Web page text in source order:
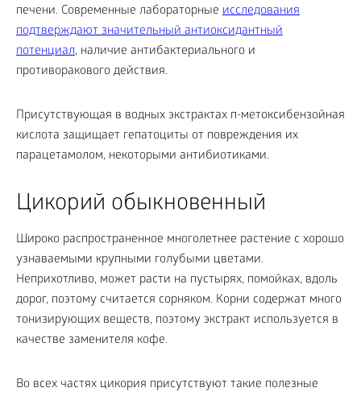
печени. Современные лабораторные исследования
подтверждают значительный антиоксидантный
потенциал, наличие антибактериального и
противоракового действия.
Присутствующая в водных экстрактах п-метоксибензойная
кислота защищает гепатоциты от повреждения их
парацетамолом, некоторыми антибиотиками.
Цикорий обыкновенный
Широко распространенное многолетнее растение с хорошо
узнаваемыми крупными голубыми цветами.
Неприхотливо, может расти на пустырях, помойках, вдоль
дорог, поэтому считается сорняком. Корни содержат много
тонизирующих веществ, поэтому экстракт используется в
качестве заменителя кофе.
Во всех частях цикория присутствуют такие полезные